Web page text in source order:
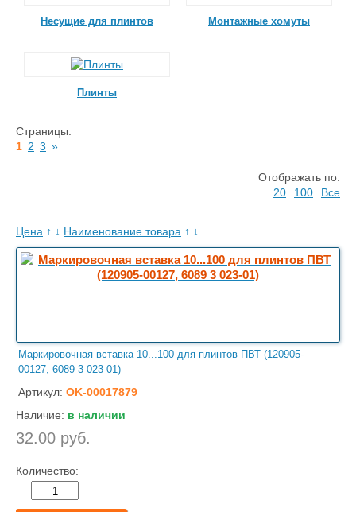
Несущие для плинтов Монтажные хомуты
Плинты
Страницы:
1 2 3 »
Отображать по:
20
100 Все
Цена ↑ ↓ Наименование товара ↑ ↓
Маркировочная вставка 10...100 для плинтов ПВТ (120905-
00127, 6089 3 023-01)
Артикул: OK-00017879
Наличие: в наличии
32.00 руб.
Количество: